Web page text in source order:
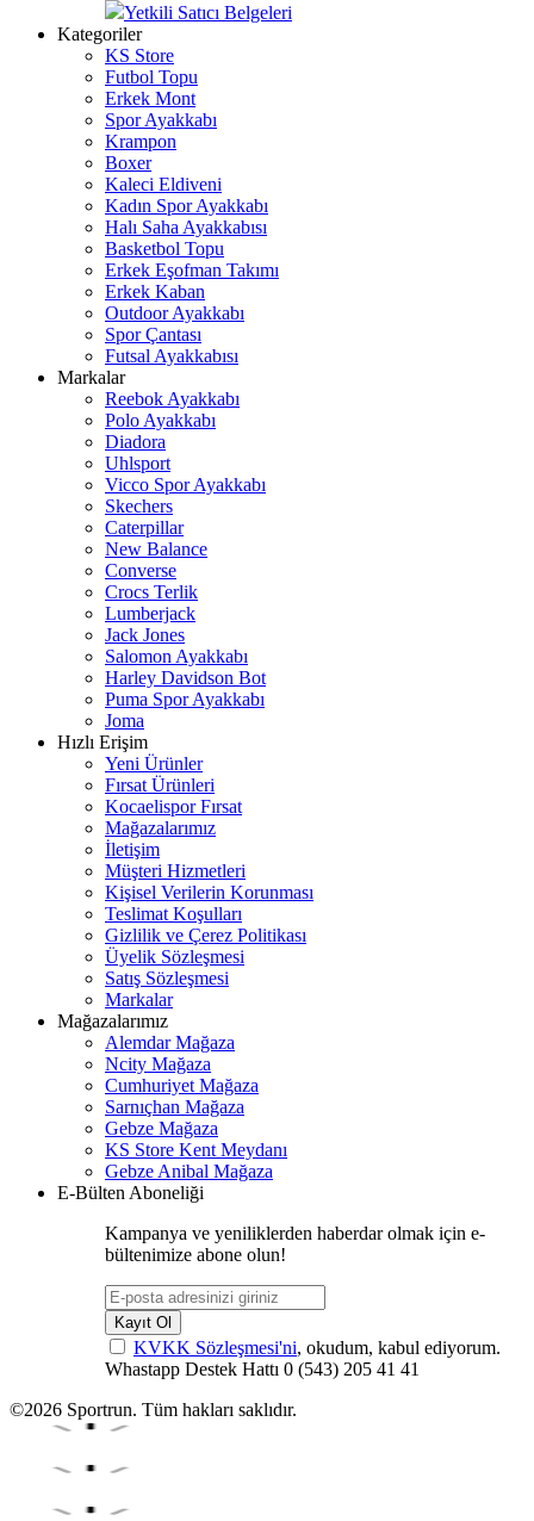
Yetkili Satıcı Belgeleri
Kategoriler
KS Store
Futbol Topu
Erkek Mont
Spor Ayakkabı
Krampon
Boxer
Kaleci Eldiveni
Kadın Spor Ayakkabı
Halı Saha Ayakkabısı
Basketbol Topu
Erkek Eşofman Takımı
Erkek Kaban
Outdoor Ayakkabı
Spor Çantası
Futsal Ayakkabısı
Markalar
Reebok Ayakkabı
Polo Ayakkabı
Diadora
Uhlsport
Vicco Spor Ayakkabı
Skechers
Caterpillar
New Balance
Converse
Crocs Terlik
Lumberjack
Jack Jones
Salomon Ayakkabı
Harley Davidson Bot
Puma Spor Ayakkabı
Joma
Hızlı Erişim
Yeni Ürünler
Fırsat Ürünleri
Kocaelispor Fırsat
Mağazalarımız
İletişim
Müşteri Hizmetleri
Kişisel Verilerin Korunması
Teslimat Koşulları
Gizlilik ve Çerez Politikası
Üyelik Sözleşmesi
Satış Sözleşmesi
Markalar
Mağazalarımız
Alemdar Mağaza
Ncity Mağaza
Cumhuriyet Mağaza
Sarnıçhan Mağaza
Gebze Mağaza
KS Store Kent Meydanı
Gebze Anibal Mağaza
E-Bülten Aboneliği
Kampanya ve yeniliklerden haberdar olmak için e-
bültenimize abone olun!
Kayıt Ol
KVKK Sözleşmesi'ni, okudum, kabul ediyorum.
Whastapp Destek Hattı 0 (543) 205 41 41
©2026 Sportrun. Tüm hakları saklıdır.